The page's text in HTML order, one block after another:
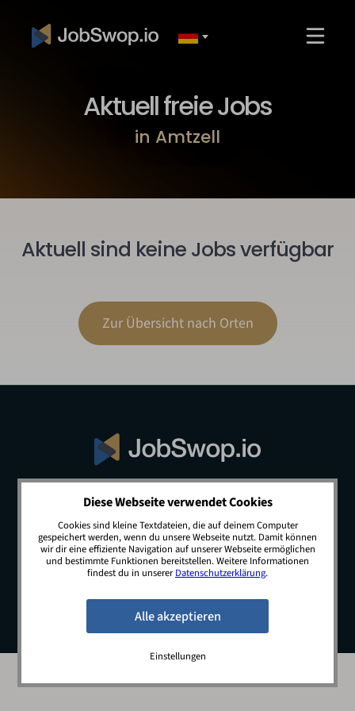
Aktuell freie Jobs
in Amtzell
Aktuell sind keine Jobs verfügbar
Zur Übersicht nach Orten
© 2026 JobSwop.io · All rights reserved.
Blog Jobs Newsletter
Kontakt
Preise
Impressum Datenschutz
Diese Webseite verwendet Cookies
Cookies sind kleine Textdateien, die auf deinem Computer
gespeichert werden, wenn du unsere Webseite nutzt. Damit können
wir dir eine effiziente Navigation auf unserer Webseite ermöglichen
und bestimmte Funktionen bereitstellen. Weitere Informationen
findest du in unsererDatenschutzerklärung.
Einstellungen